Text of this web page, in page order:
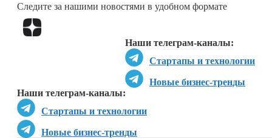
Следите за нашими новостями в удобном формате
Наши телеграм-каналы:
Стартапы и технологии
Новые бизнес-тренды
Наши телеграм-каналы:
Стартапы и технологии
Новые бизнес-тренды